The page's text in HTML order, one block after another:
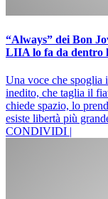
“Always” dei Bon
LIIA lo fa da dentro
Una voce che spoglia
inedito, che taglia il
chiede spazio, lo
esiste libertà più
CONDIVIDI |